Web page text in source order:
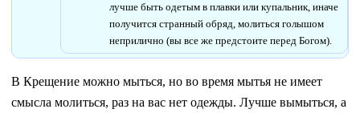
лучше быть одетым в плавки или купальник, иначе
получится странный обряд, молиться голышом
неприлично (вы все же предстоите перед Богом).
В Крещение можно мыться, но во время мытья не имеет
смысла молиться, раз на вас нет одежды. Лучше вымыться, а